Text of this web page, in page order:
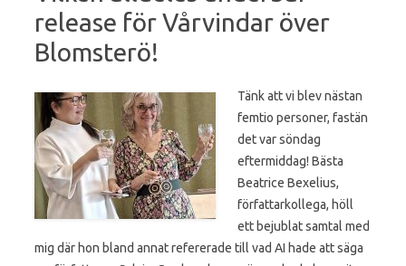
release för Vårvindar över
Blomsterö!
Tänk att vi blev nästan
femtio personer, fastän
det var söndag
eftermiddag! Bästa
Beatrice Bexelius,
författarkollega, höll
ett bejublat samtal med
mig där hon bland annat refererade till vad AI hade att säga